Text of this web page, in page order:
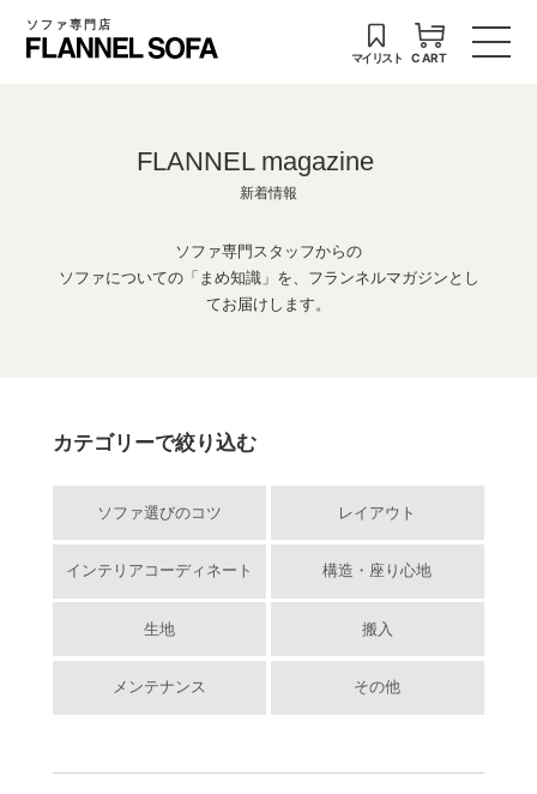
ソファ専門店
マイリスト CART
FLANNEL magazine
新着情報
ソファ専門スタッフからの
ソファについての「まめ知識」を、フランネルマガジンとし
てお届けします。
カテゴリーで絞り込む
ソファ選びのコツ レイアウト
インテリアコーディネート 構造・座り心地
生地 搬入
メンテナンス その他